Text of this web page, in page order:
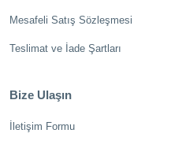
Mesafeli Satış Sözleşmesi
Teslimat ve İade Şartları
Bize Ulaşın
İletişim Formu